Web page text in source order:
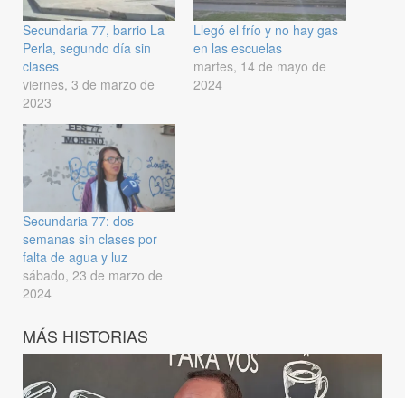
Secundaria 77, barrio La
Perla, segundo día sin
clases
viernes, 3 de marzo de
2023
Llegó el frío y no hay gas
en las escuelas
martes, 14 de mayo de
2024
Secundaria 77: dos
semanas sin clases por
falta de agua y luz
sábado, 23 de marzo de
2024
MÁS HISTORIAS